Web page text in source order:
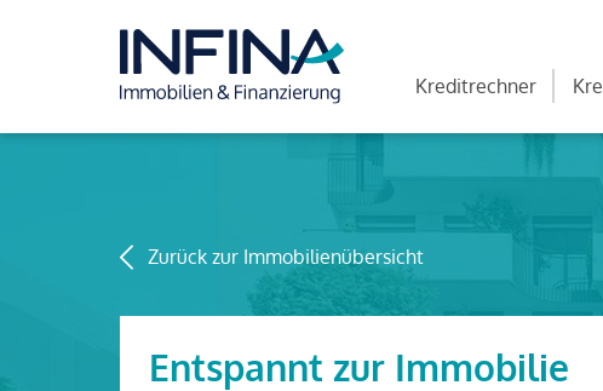
Kreditrechner
Zurück zur Immobilienübersicht
Entspannt zur Immobilie